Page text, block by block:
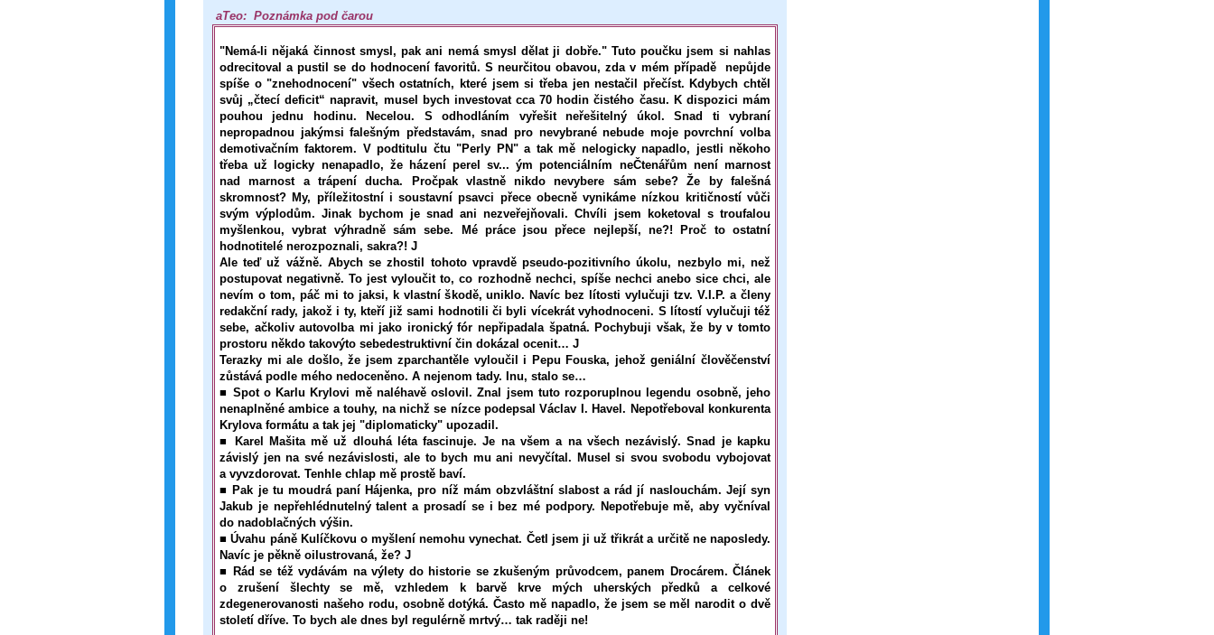
aTeo: Poznámka pod čarou
"Nemá-li nějaká činnost smysl, pak ani nemá smysl dělat ji dobře." Tuto poučku jsem si nahlas
odrecitoval a pustil se do hodnocení favoritů. S neurčitou obavou, zda v mém případě nepůjde
spíše o "znehodnocení" všech ostatních, které jsem si třeba jen nestačil přečíst. Kdybych chtěl
svůj „čtecí deficit“ napravit, musel bych investovat cca 70 hodin čistého času. K dispozici mám
pouhou jednu hodinu. Necelou. S odhodláním vyřešit neřešitelný úkol. Snad ti vybraní
nepropadnou jakýmsi falešným představám, snad pro nevybrané nebude moje povrchní volba
demotivačním faktorem. V podtitulu čtu "Perly PN" a tak mě nelogicky napadlo, jestli někoho
třeba už logicky nenapadlo, že házení perel sv... ým potenciálním neČtenářům není marnost
nad marnost a trápení ducha. Pročpak vlastně nikdo nevybere sám sebe? Že by falešná
skromnost? My, příležitostní i soustavní psavci přece obecně vynikáme nízkou kritičností vůči
svým výplodům. Jinak bychom je snad ani nezveřejňovali. Chvíli jsem koketoval s troufalou
myšlenkou, vybrat výhradně sám sebe. Mé práce jsou přece nejlepší, ne?! Proč to ostatní
hodnotitelé nerozpoznali, sakra?! J
Ale teď už vážně. Abych se zhostil tohoto vpravdě pseudo-pozitivního úkolu, nezbylo mi, než
postupovat negativně. To jest vyloučit to, co rozhodně nechci, spíše nechci anebo sice chci, ale
nevím o tom, páč mi to jaksi, k vlastní škodě, uniklo. Navíc bez lítosti vylučuji tzv. V.I.P. a členy
redakční rady, jakož i ty, kteří již sami hodnotili či byli vícekrát vyhodnoceni. S lítostí vylučuji též
sebe, ačkoliv autovolba mi jako ironický fór nepřipadala špatná. Pochybuji však, že by v tomto
prostoru někdo takovýto sebedestruktivní čin dokázal ocenit… J
Terazky mi ale došlo, že jsem zparchantěle vyloučil i Pepu Fouska, jehož geniální člověčenství
zůstává podle mého nedoceněno. A nejenom tady. Inu, stalo se…
■ Spot o Karlu Krylovi mě naléhavě oslovil. Znal jsem tuto rozporuplnou legendu osobně, jeho
nenaplněné ambice a touhy, na nichž se nízce podepsal Václav I. Havel. Nepotřeboval konkurenta
Krylova formátu a tak jej "diplomaticky" upozadil.
■ Karel Mašita mě už dlouhá léta fascinuje. Je na všem a na všech nezávislý. Snad je kapku
závislý jen na své nezávislosti, ale to bych mu ani nevyčítal. Musel si svou svobodu vybojovat
a vyvzdorovat. Tenhle chlap mě prostě baví.
■ Pak je tu moudrá paní Hájenka, pro níž mám obzvláštní slabost a rád jí naslouchám. Její syn
Jakub je nepřehlédnutelný talent a prosadí se i bez mé podpory. Nepotřebuje mě, aby vyčníval
do nadoblačných výšin.
■ Úvahu páně Kulíčkovu o myšlení nemohu vynechat. Četl jsem ji už třikrát a určitě ne naposledy.
Navíc je pěkně oilustrovaná, že? J
■ Rád se též vydávám na výlety do historie se zkušeným průvodcem, panem Drocárem. Článek
o zrušení šlechty se mě, vzhledem k barvě krve mých uherských předků a celkové
zdegenerovanosti našeho rodu, osobně dotýká. Často mě napadlo, že jsem se měl narodit o dvě
století dříve. To bych ale dnes byl regulérně mrtvý… tak raději ne!